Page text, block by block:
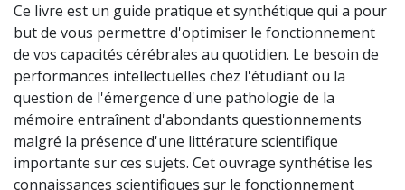
Ce livre est un guide pratique et synthétique qui a pour
but de vous permettre d'optimiser le fonctionnement
de vos capacités cérébrales au quotidien. Le besoin de
performances intellectuelles chez l'étudiant ou la
question de l'émergence d'une pathologie de la
mémoire entraînent d'abondants questionnements
malgré la présence d'une littérature scientifique
importante sur ces sujets. Cet ouvrage synthétise les
connaissances scientifiques sur le fonctionnement